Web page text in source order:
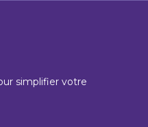
simplifier votre